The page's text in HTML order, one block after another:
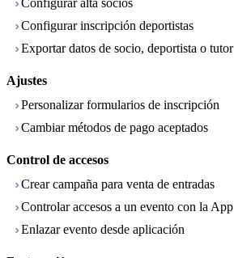
Configurar inscripción deportistas
Exportar datos de socio, deportista o tutor
Ajustes
Personalizar formularios de inscripción
Cambiar métodos de pago aceptados
Control de accesos
Crear campaña para venta de entradas
Controlar accesos a un evento con la App
Enlazar evento desde aplicación